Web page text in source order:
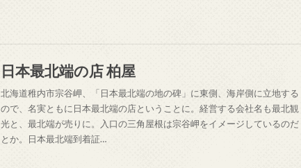
日本最北端の店 柏屋
北海道稚内市宗谷岬、「日本最北端の地の碑」に東側、海岸側に立地する
ので、名実ともに日本最北端の店ということに。経営する会社名も最北観
光と、最北端が売りに。入口の三角屋根は宗谷岬をイメージしているのだ
とか。日本最北端到着証…